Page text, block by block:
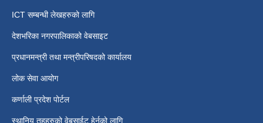
ICT सम्बन्धी लेखहरुको लागि
देशभरिका नगरपालिकाको वेबसाइट
प्रधानमन्त्री तथा मन्त्रीपरिषदको कार्यालय
लोक सेवा आयोग
कर्णाली प्रदेश पोर्टल
स्थानिय तहहरुको वेबसाईट हेर्नको लागि